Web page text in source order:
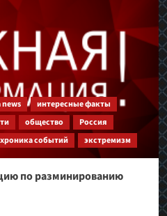
интересные факты
общество
Россия
хроника событий экстремизм
по разминированию